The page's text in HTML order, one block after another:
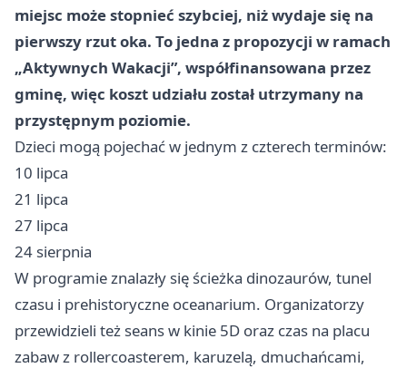
miejsc może stopnieć szybciej, niż wydaje się na
pierwszy rzut oka. To jedna z propozycji w ramach
„Aktywnych Wakacji”, współfinansowana przez
gminę, więc koszt udziału został utrzymany na
przystępnym poziomie.
Dzieci mogą pojechać w jednym z czterech terminów:
10 lipca
21 lipca
27 lipca
24 sierpnia
W programie znalazły się ścieżka dinozaurów, tunel
czasu i prehistoryczne oceanarium. Organizatorzy
przewidzieli też seans w kinie 5D oraz czas na placu
zabaw z rollercoasterem, karuzelą, dmuchańcami,